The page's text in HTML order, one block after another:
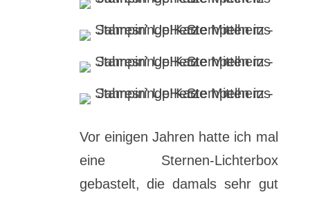
Vor einigen Jahren hatte ich mal
eine Sternen-Lichterbox
gebastelt, die damals sehr gut